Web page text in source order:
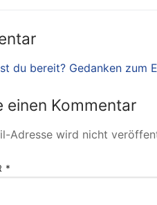
du bereit? Gedanken zum
einen Kommentar
Adresse wird nicht
*